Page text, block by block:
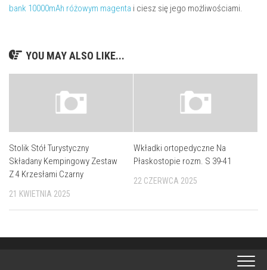
bank 10000mAh różowym magenta i ciesz się jego możliwościami.
YOU MAY ALSO LIKE...
Stolik Stół Turystyczny
Składany Kempingowy Zestaw
Z 4 Krzesłami Czarny
21 KWIETNIA 2025
Wkładki ortopedyczne Na
Płaskostopie rozm. S 39-41
22 CZERWCA 2025